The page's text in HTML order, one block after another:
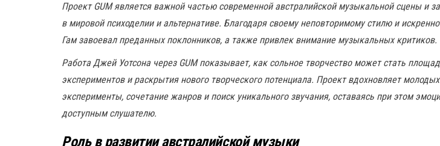
Проект GUM является важной частью современной австралийской музыкальной сцены и
в мировой психоделии и альтернативе. Благодаря своему неповторимому стилю и
Гам завоевал преданных поклонников, а также привлек внимание музыкальных критиков.
Работа Джей Уотсона через GUM показывает, как сольное творчество может стать
экспериментов и раскрытия нового творческого потенциала. Проект вдохновляет
эксперименты, сочетание жанров и поиск уникального звучания, оставаясь при этом
доступным слушателю.
Роль в развитии австралийской музыки